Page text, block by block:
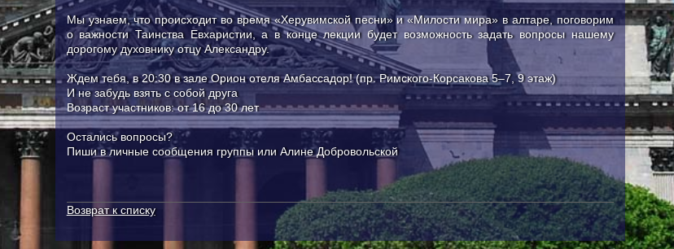
Мы узнаем, что происходит во время «Херувимской песни» и «Милости мира» в алтаре, поговорим
о важности Таинства Евхаристии, а в конце лекции будет возможность задать вопросы нашему
дорогому духовнику отцу Александру.
Ждем тебя, в 20:30 в зале Орион отеля Амбассадор! (пр. Римского-Корсакова 5–7, 9 этаж)
И не забудь взять с собой друга
Возраст участников: от 16 до 30 лет
Остались вопросы?
Пиши в личные сообщения группы или Алине Добровольской
Возврат к списку